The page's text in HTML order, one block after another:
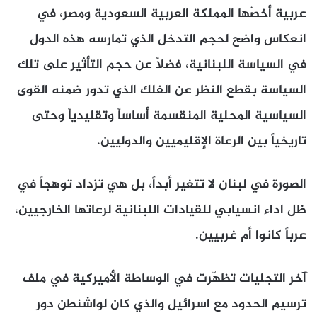
عربية أخصّها المملكة العربية السعودية ومصر، في
انعكاس واضح لحجم التدخل الذي تمارسه هذه الدول
في السياسة اللبنانية، فضلاً عن حجم التأثير على تلك
السياسة بقطع النظر عن الفلك الذي تدور ضمنه القوى
السياسية المحلية المنقسمة أساساً وتقليدياً وحتى
تاريخياً بين الرعاة الإقليميين والدوليين.
الصورة في لبنان لا تتغير أبداً، بل هي تزداد توهجاً في
ظل اداء انسيابي للقيادات اللبنانية لرعاتها الخارجيين،
عرباً كانوا أم غربيين.
آخر التجليات تظهّرت في الوساطة الأميركية في ملف
ترسيم الحدود مع اسرائيل والذي كان لواشنطن دور